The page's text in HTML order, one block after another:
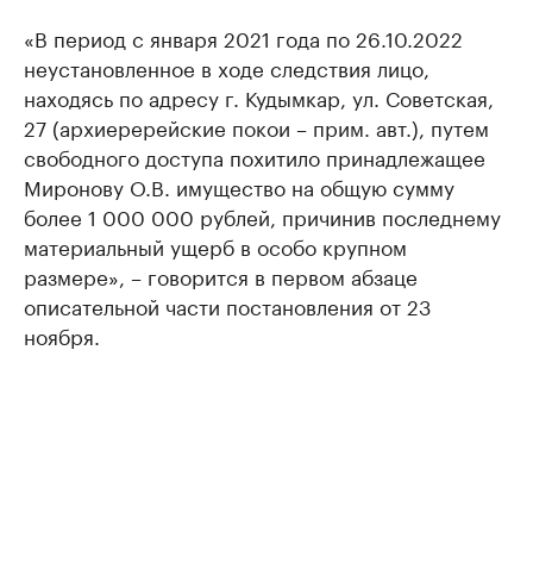
«В период с января 2021 года по 26.10.2022
неустановленное в ходе следствия лицо,
находясь по адресу г. Кудымкар, ул. Советская,
27 (архиеререйские покои – прим. авт.), путем
свободного доступа похитило принадлежащее
Миронову О.В. имущество на общую сумму
более 1 000 000 рублей, причинив последнему
материальный ущерб в особо крупном
размере», – говорится в первом абзаце
описательной части постановления от 23
ноября.